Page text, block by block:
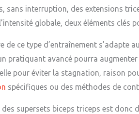
sans interruption, des extensions
globale, deux éléments clés
de ce type d’entraînement s’adapte
pratiquant avancé pourra
pour éviter la stagnation, raison
spécifiques ou des méthodes de
des supersets biceps triceps est donc